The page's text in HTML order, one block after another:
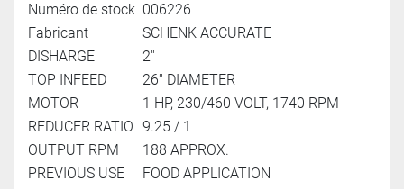
Numéro de stock 006226
Fabricant
SCHENK ACCURATE
DISHARGE
2''
TOP INFEED
26'' DIAMETER
MOTOR
1 HP, 230/460 VOLT, 1740 RPM
REDUCER RATIO 9.25 / 1
OUTPUT RPM
188 APPROX.
PREVIOUS USE
FOOD APPLICATION